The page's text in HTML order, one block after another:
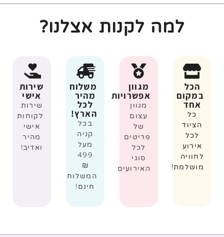
למה לקנות אצלנו?
הכל
במקום
אחד
כל
הציוד
לכל
אירוע
לחוויה
מושלמת!
מגוון
אפשרויות
מגוון
עצום
של
פריטים
לכל
סוגי
האירועים
משלוח
מהיר
לכל
הארץ!
בכל
קניה
מעל
499
₪
המשלוח
חינם!
שירות
אישי
שירות
לקוחות
אישי
מהיר
ואדיב!